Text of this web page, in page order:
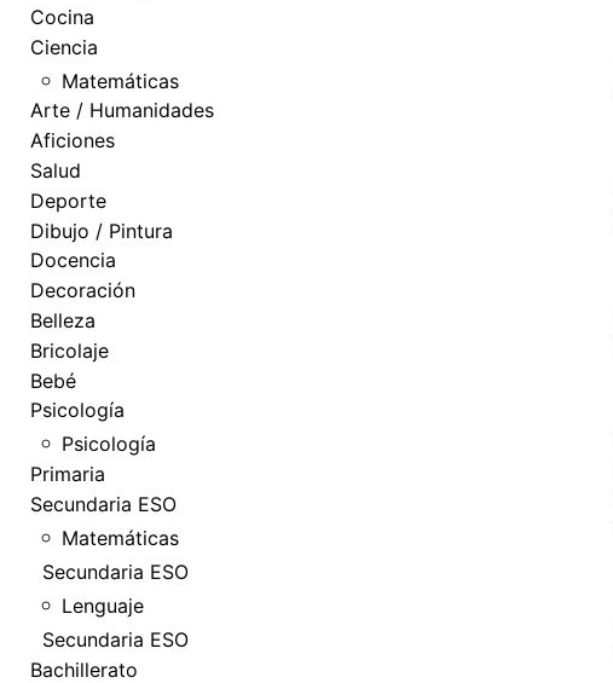
Cocina
Ciencia
Matemáticas
Arte / Humanidades
Aficiones
Salud
Deporte
Dibujo / Pintura
Docencia
Decoración
Belleza
Bricolaje
Bebé
Psicología
Psicología
Primaria
Secundaria ESO
Matemáticas
Secundaria ESO
Lenguaje
Secundaria ESO
Bachillerato